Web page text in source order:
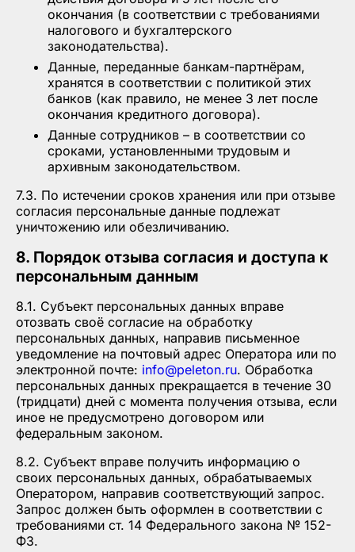
окончания (в соответствии с требованиями
налогового и бухгалтерского
законодательства).
Данные, переданные банкам-партнёрам,
хранятся в соответствии с политикой этих
банков (как правило, не менее 3 лет после
окончания кредитного договора).
Данные сотрудников – в соответствии со
сроками, установленными трудовым и
архивным законодательством.
7.3. По истечении сроков хранения или при отзыве
согласия персональные данные подлежат
уничтожению или обезличиванию.
8. Порядок отзыва согласия и доступа к
персональным данным
8.1. Субъект персональных данных вправе
отозвать своё согласие на обработку
персональных данных, направив письменное
уведомление на почтовый адрес Оператора или по
электронной почте: info@peleton.ru. Обработка
персональных данных прекращается в течение 30
(тридцати) дней с момента получения отзыва, если
иное не предусмотрено договором или
федеральным законом.
8.2. Субъект вправе получить информацию о
своих персональных данных, обрабатываемых
Оператором, направив соответствующий запрос.
Запрос должен быть оформлен в соответствии с
требованиями ст. 14 Федерального закона № 152-
ФЗ.